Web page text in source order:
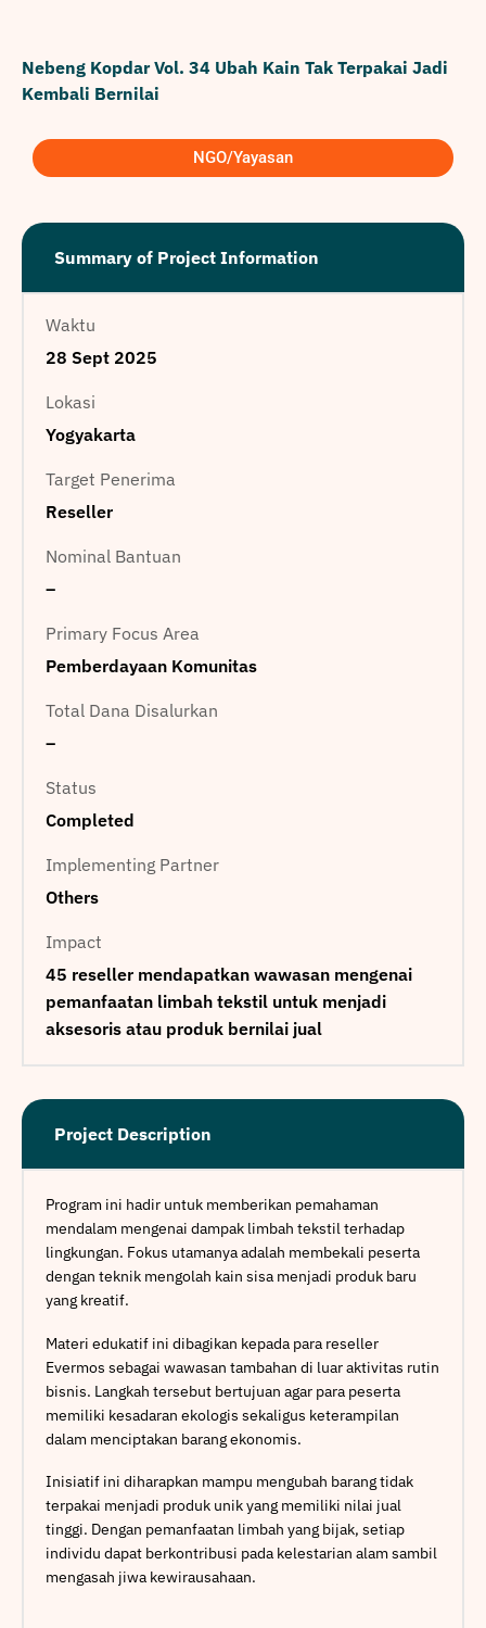
Nebeng Kopdar Vol. 34 Ubah Kain Tak Terpakai Jadi
Kembali Bernilai
NGO/Yayasan
Summary of Project Information
Waktu
28 Sept 2025
Lokasi
Yogyakarta
Target Penerima
Reseller
Nominal Bantuan
–
Primary Focus Area
Pemberdayaan Komunitas
Total Dana Disalurkan
–
Status
Completed
Implementing Partner
Others
Impact
45 reseller mendapatkan wawasan mengenai
pemanfaatan limbah tekstil untuk menjadi
aksesoris atau produk bernilai jual
Project Description
Program ini hadir untuk memberikan pemahaman
mendalam mengenai dampak limbah tekstil terhadap
lingkungan. Fokus utamanya adalah membekali peserta
dengan teknik mengolah kain sisa menjadi produk baru
yang kreatif.
Materi edukatif ini dibagikan kepada para reseller
Evermos sebagai wawasan tambahan di luar aktivitas rutin
bisnis. Langkah tersebut bertujuan agar para peserta
memiliki kesadaran ekologis sekaligus keterampilan
dalam menciptakan barang ekonomis.
Inisiatif ini diharapkan mampu mengubah barang tidak
terpakai menjadi produk unik yang memiliki nilai jual
tinggi. Dengan pemanfaatan limbah yang bijak, setiap
individu dapat berkontribusi pada kelestarian alam sambil
mengasah jiwa kewirausahaan.